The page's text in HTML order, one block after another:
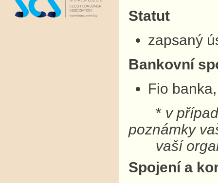
Statut
zapsaný
Bankovní
Fio
* v
poznámky
vaší
Spojení a